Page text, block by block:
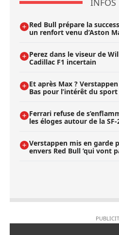
Red Bull prépare la
un renfort venu d’Aston
Perez dans le viseur de
Cadillac F1 incertain
Et après Max ?
Bas pour l’intérêt du
Ferrari refuse de
les éloges autour de la SF-
Verstappen mis en garde
envers Red Bull ’qui vont